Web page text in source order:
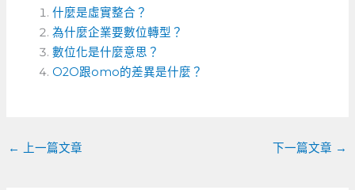
e
b
o
e
n
g
h
a
t
l
什麼是虛實整合？
為什麼企業要數位轉型？
數位化是什麼意思？
O2O跟omo的差異是什麼？
← 上一篇文章 下一篇文章 →